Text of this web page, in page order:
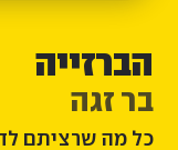
הברזייה
בר זגה
כל מה שרציתם